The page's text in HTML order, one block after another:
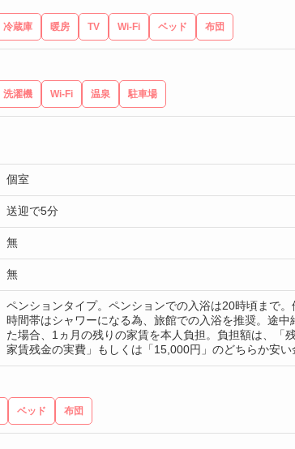
冷蔵庫 暖房 TV Wi-Fi ベッド 布団
洗濯機 Wi-Fi 温泉 駐車場
個室
送迎で5分
無
無
ペンションタイプ。ペンションでの入浴は20時頃まで。
時間帯はシャワーになる為、旅館での入浴を推奨。途中
た場合、1ヵ月の残りの家賃を本人負担。負担額は、「
家賃残金の実費」もしくは「15,000円」のどちらか安い
ベッド 布団